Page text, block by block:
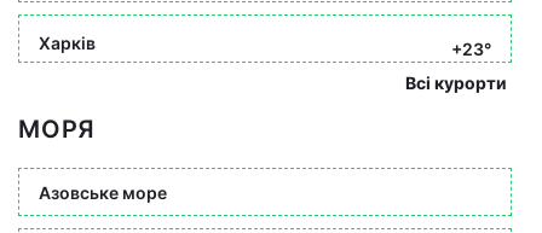
Харків
+23°
Всі курорти
МОРЯ
Азовське море